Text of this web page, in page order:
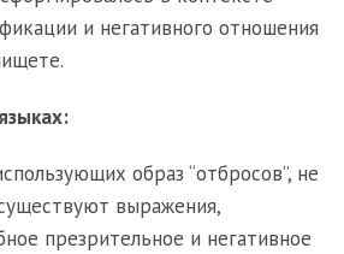
и негативного отношения
образ “отбросов”, не
выражения,
презрительное и негативное